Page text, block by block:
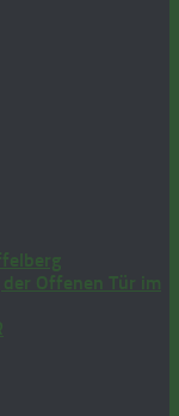
der Offenen Tür im